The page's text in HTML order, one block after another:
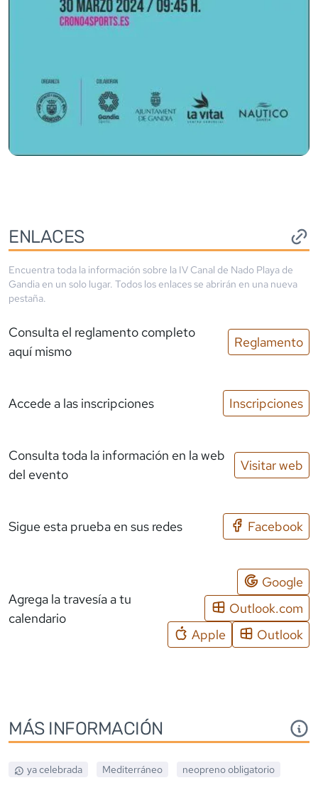
ENLACES
Encuentra toda la información sobre la IV Canal de Nado Playa de
Gandia en un solo lugar. Todos los enlaces se abrirán en una nueva
pestaña.
Consulta el reglamento completo
aquí mismo
Reglamento
Accede a las inscripciones Inscripciones
Consulta toda la información en la web
del evento
Visitar web
Sigue esta prueba en sus redes Facebook
Agrega la travesía a tu
calendario
Google
Outlook.com
Apple
Outlook
MÁS INFORMACIÓN
ya celebrada Mediterráneo neoprenoobligatorio